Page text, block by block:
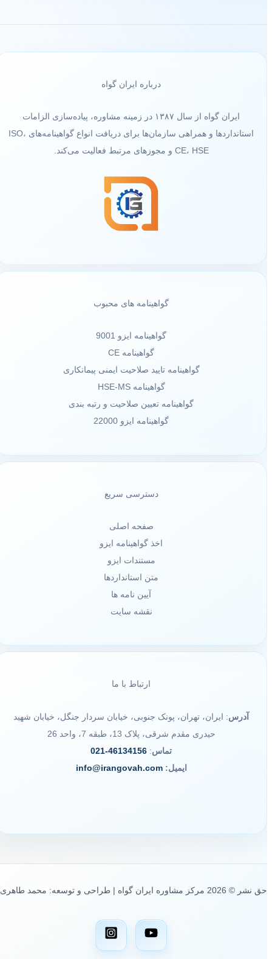
درباره ایران گواه
ایران گواه از سال ۱۳۸۷ در زمینه مشاوره، پیاده‌سازی الزامات
استانداردها و همراهی سازمان‌ها برای دریافت انواع گواهینامه‌های ISO،
CE، HSE و مجوزهای مرتبط فعالیت می‌کند.
گواهینامه های محبوب
گواهینامه ایزو 9001
گواهینامه CE
گواهینامه تایید صلاحیت ایمنی پیمانکاری
گواهینامه HSE-MS
گواهینامه تعیین صلاحیت و رتبه بندی
گواهینامه ایزو 22000
دسترسی سریع
صفحه اصلی
اخذ گواهینامه ایزو
مستندات ایزو
متن استانداردها
آیین نامه ها
نقشه سایت
ارتباط با ما
آدرس: ایران، تهران، پونک جنوبی، خیابان سردار جنگل، خیابان شهید
حیدری مقدم شرقی، پلاک 13، طبقه 7، واحد 26
تماس:
46134156-021
ایمیل: info@irangovah.com
حق نشر © 2026 مرکز مشاوره ایران گواه | طراحی و توسعه: محمد طاهری